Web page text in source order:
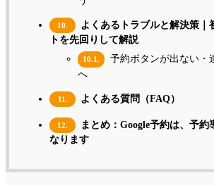
10.
よくあるトラブルと解決策
トを先回りして解説
10.1.
予約ボタンが出ない・
へ
11. よくある質問（FAQ）
12.
まとめ：Google予約は、予
なります